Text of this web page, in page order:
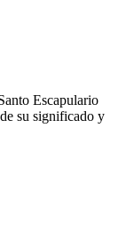
Escapulario
su significado y